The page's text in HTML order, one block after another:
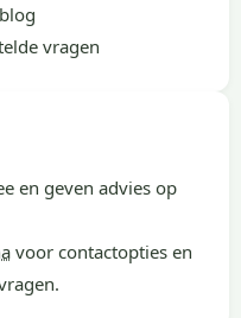
vragen
en geven advies op
voor contactopties en